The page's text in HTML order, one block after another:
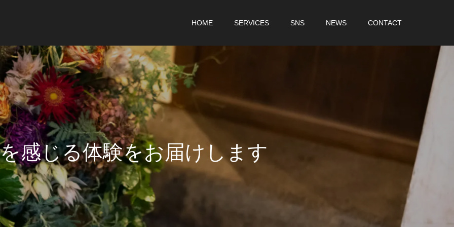
HOME SERVICES SNS NEWS CONTACT
を感じる体験をお届け し ま す